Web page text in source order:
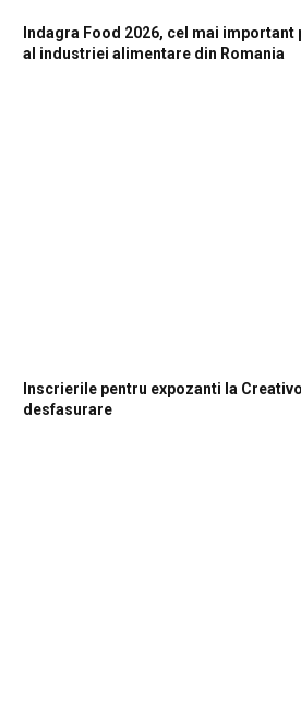
Indagra Food 2026, cel mai important
al industriei alimentare din Romania
Inscrierile pentru expozanti la
desfasurare